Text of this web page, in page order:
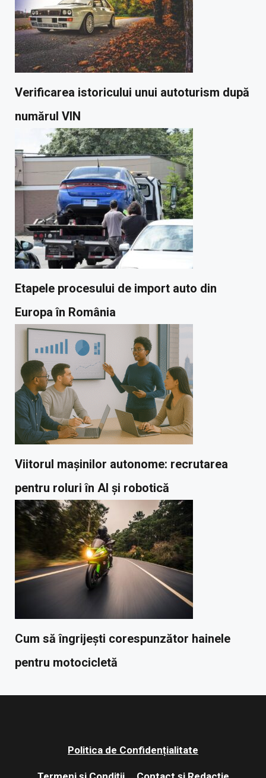
Verificarea istoricului unui autoturism după
numărul VIN
Etapele procesului de import auto din
Europa în România
Viitorul mașinilor autonome: recrutarea
pentru roluri în AI și robotică
Cum să îngrijești corespunzător hainele
pentru motocicletă
Politica de Confidențialitate